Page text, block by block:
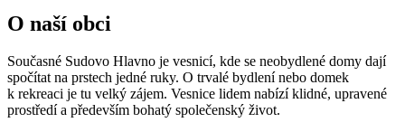
O naší obci
Současné Sudovo Hlavno je vesnicí, kde se neobydlené domy dají
spočítat na prstech jedné ruky. O trvalé bydlení nebo domek
k rekreaci je tu velký zájem. Vesnice lidem nabízí klidné, upravené
prostředí a především bohatý společenský život.